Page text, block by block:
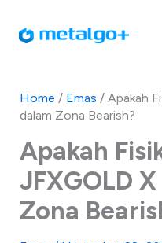
Home / Emas / Apakah
dalam Zona Bearish?
Apakah
JFXGOLD
Zona